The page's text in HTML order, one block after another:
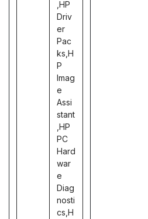
,HP
Driv
er
Pac
ks,H
P
Imag
e
Assi
stant
,HP
PC
Hard
war
e
Diag
nosti
cs,H